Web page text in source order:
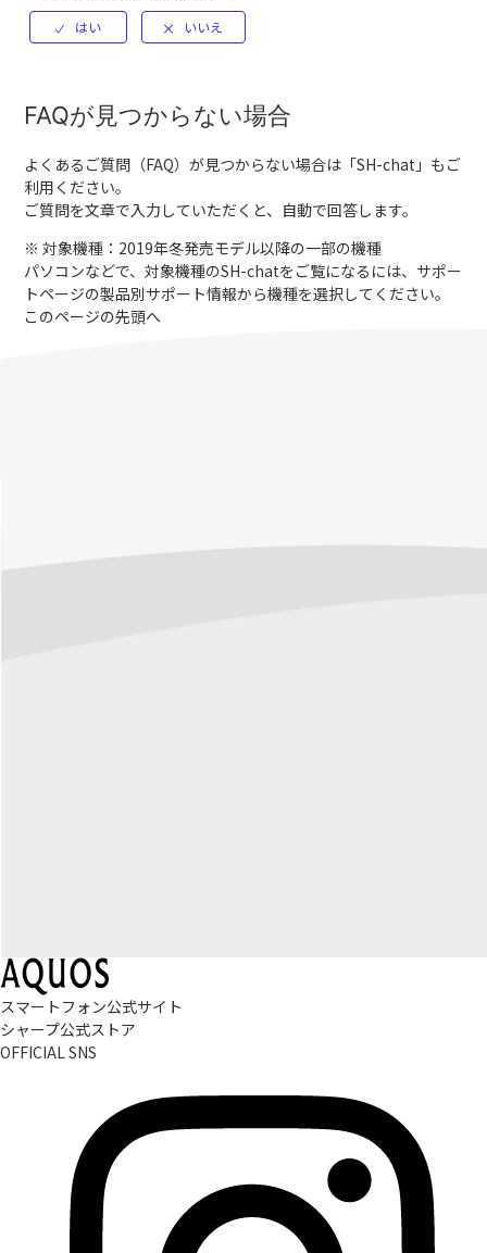
FAQが見つからない場合
よくあるご質問（FAQ）が見つからない場合は「SH-chat 」もご
利用ください。
ご質問を文章で入力していただくと、自動で回答します。
※ 対象機種：2019年冬発売モデル以降の一部の機種
パソコンなどで、対象機種のSH-chatをご覧になるには、サポー
トページの製品別サポート情報から機種を選択してください。
このページの先頭へ
スマートフォン公式サイト
シャープ公式ストア
OFFICIAL SNS